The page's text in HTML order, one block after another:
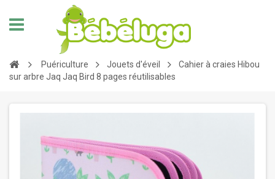
Puériculture Jouets d'éveil
Cahier à craies Hibou
sur arbre Jaq Jaq Bird 8 pages réutilisables